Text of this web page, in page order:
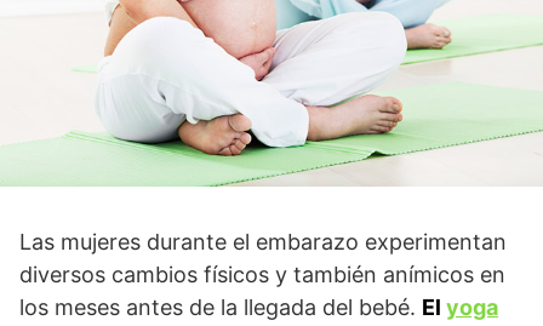
Las mujeres durante el embarazo experimentan
diversos cambios físicos y también anímicos en
los meses antes de la llegada del bebé. El yoga